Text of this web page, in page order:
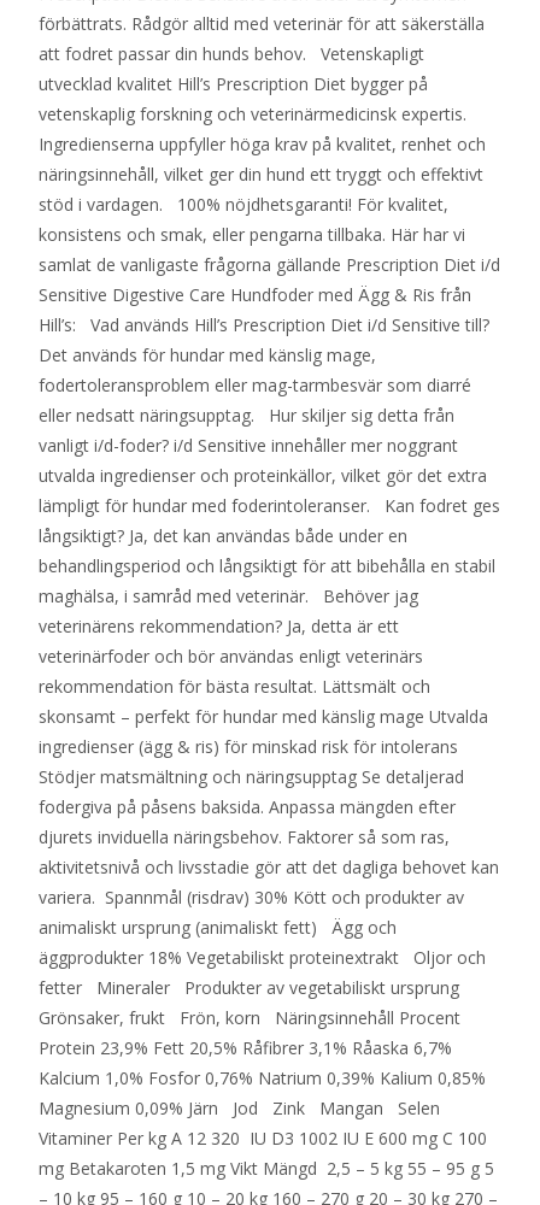
förbättrats. Rådgör alltid med veterinär för att säkerställa
att fodret passar din hunds behov. Vetenskapligt
utvecklad kvalitet Hill’s Prescription Diet bygger på
vetenskaplig forskning och veterinärmedicinsk expertis.
Ingredienserna uppfyller höga krav på kvalitet, renhet och
näringsinnehåll, vilket ger din hund ett tryggt och effektivt
stöd i vardagen. 100% nöjdhetsgaranti! För kvalitet,
konsistens och smak, eller pengarna tillbaka. Här har vi
samlat de vanligaste frågorna gällande Prescription Diet i/d
Sensitive Digestive Care Hundfoder med Ägg & Ris från
Hill’s: Vad används Hill’s Prescription Diet i/d Sensitive till?
Det används för hundar med känslig mage,
fodertoleransproblem eller mag-tarmbesvär som diarré
eller nedsatt näringsupptag. Hur skiljer sig detta från
vanligt i/d-foder? i/d Sensitive innehåller mer noggrant
utvalda ingredienser och proteinkällor, vilket gör det extra
lämpligt för hundar med foderintoleranser. Kan fodret ges
långsiktigt? Ja, det kan användas både under en
behandlingsperiod och långsiktigt för att bibehålla en stabil
maghälsa, i samråd med veterinär. Behöver jag
veterinärens rekommendation? Ja, detta är ett
veterinärfoder och bör användas enligt veterinärs
rekommendation för bästa resultat. Lättsmält och
skonsamt – perfekt för hundar med känslig mage Utvalda
ingredienser (ägg & ris) för minskad risk för intolerans
Stödjer matsmältning och näringsupptag Se detaljerad
fodergiva på påsens baksida. Anpassa mängden efter
djurets inviduella näringsbehov. Faktorer så som ras,
aktivitetsnivå och livsstadie gör att det dagliga behovet kan
variera. Spannmål (risdrav) 30% Kött och produkter av
animaliskt ursprung (animaliskt fett) Ägg och
äggprodukter 18% Vegetabiliskt proteinextrakt Oljor och
fetter Mineraler Produkter av vegetabiliskt ursprung
Grönsaker, frukt Frön, korn Näringsinnehåll Procent
Protein 23,9% Fett 20,5% Råfibrer 3,1% Råaska 6,7%
Kalcium 1,0% Fosfor 0,76% Natrium 0,39% Kalium 0,85%
Magnesium 0,09% Järn Jod Zink Mangan Selen
Vitaminer Per kg A 12 320 IU D3 1002 IU E 600 mg C 100
mg Betakaroten 1,5 mg Vikt Mängd 2,5 – 5 kg 55 – 95 g 5
– 10 kg 95 – 160 g 10 – 20 kg 160 – 270 g 20 – 30 kg 270 –